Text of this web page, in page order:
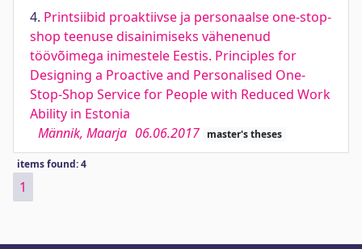
4. Printsiibid proaktiivse ja personaalse one-stop-
shop teenuse disainimiseks vähenenud
töövõimega inimestele Eestis. Principles for
Designing a Proactive and Personalised One-
Stop-Shop Service for People with Reduced Work
Ability in Estonia
Männik, Maarja 06.06.2017 master's theses
items found: 4
1